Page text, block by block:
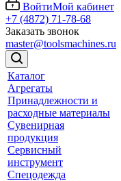
ВойтиМой кабинет
+7 (4872) 71-78-68
Заказать звонок
master@toolsmachines.ru
Каталог
Агрегаты
Принадлежности и
расходные материалы
Сувенирная
продукция
Сервисный
инструмент
Спецодежда